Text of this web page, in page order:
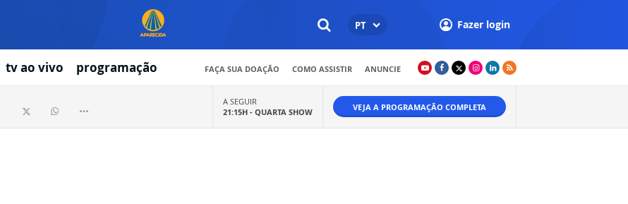
PT Fazer login
tv ao vivo programação FAÇA SUA DOAÇÃO COMO ASSISTIR ANUNCIE
A SEGUIR
21:15H - QUARTA SHOW VEJA A PROGRAMAÇÃO COMPLETA